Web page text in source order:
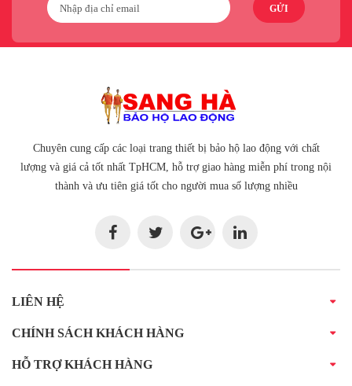
GỬI
Chuyên cung cấp các loại trang thiết bị bảo hộ lao động với chất
lượng và giá cả tốt nhất TpHCM, hỗ trợ giao hàng miễn phí trong nội
thành và ưu tiên giá tốt cho người mua số lượng nhiều
LIÊN HỆ
CHÍNH SÁCH KHÁCH HÀNG
HỖ TRỢ KHÁCH HÀNG